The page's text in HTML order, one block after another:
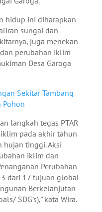
hidup ini diharapkan
sungai dan
juga menekan
perubahan iklim
Desa Garoga
Sekitar Tambang
Pohon
langkah tegas PTAR
pada akhir tahun
hujan tinggi. Aksi
iklim dan
Perubahan
dari 17 tujuan global
Berkelanjutan
SDG’s),” kata Wira.